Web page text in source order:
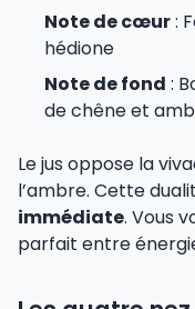
Note de cœur:
hédione
Note de fond :
de chêne et
Le jus oppose la
l’ambre. Cette
immédiate. Vous
parfait entre